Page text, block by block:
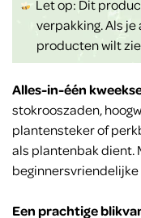
Let op: Dit
verpakking. Als
producten wilt
Alles-in-één
stokrooszaden,
plantensteker of
als plantenbak dient.
Een prachtige